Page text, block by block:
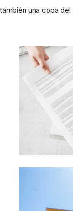
también una copa del